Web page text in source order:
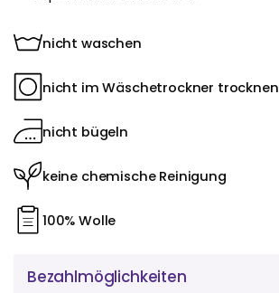
nicht waschen
nicht im Wäschetrockner trocknen
nicht bügeln
keine chemische Reinigung
100% Wolle
Bezahlmöglichkeiten